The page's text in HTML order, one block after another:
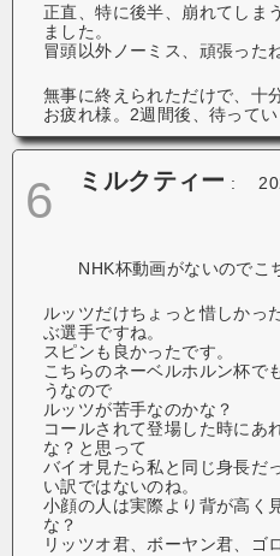
正直、特に後半、崩れてしま
ました。
冒頭以外ノーミス、頑張った
無事に終えられただけで、十
お疲れ様。2週間後、待ってい
6 ミルクティー :
NHK杯動画がないのでこ
ルッツだけちょっと惜しかっ
ぶ選手ですね。
スピンも良かったです。
こちらのネーベルホルン杯で
うなので
ルッツが苦手なのかな？
コールされて登場した時にあ
な？と思って
バイオ見たら私と同じ身長だ
い訳ではないのね。
小顔の人は実際より背が高く
な？
リッツオ君、ボーヤン君、ゴ